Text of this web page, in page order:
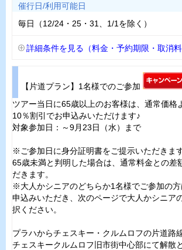
催行日/利用可能日
毎日（12/24・25・31、1/1を除く）
詳細条件を見る（料金・予約期限・取消料
【片道プラン】1名様でのご参加
ツアー当日に65歳以上のお客様は、通常価格
10％割引でお申込みいただけます♪
対象参加日：～9月23日（水）まで
※ご参加日に身分証明書をご提示いただきま
65歳未満と判明した場合は、通常料金との差
だきます。
※大人かシニアのどちらか1名様でご参加の
申込みいただき、次のページで大人かシニア
択ください。
プラハからチェスキー・クルムロフの片道路
チェスキークルムロフ旧市街中心部にて解散